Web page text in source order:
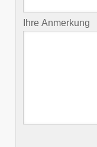
Ihre Anmerkung